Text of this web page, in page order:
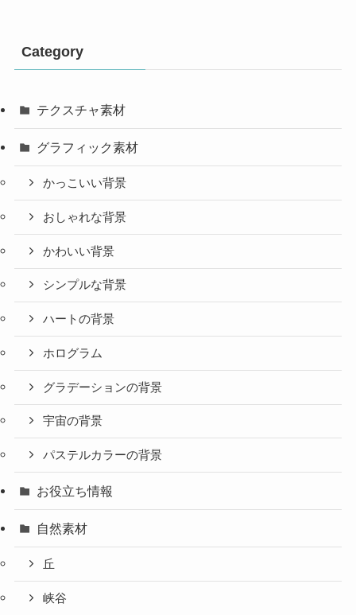
Category
テクスチャ素材
グラフィック素材
かっこいい背景
おしゃれな背景
かわいい背景
シンプルな背景
ハートの背景
ホログラム
グラデーションの背景
宇宙の背景
パステルカラーの背景
お役立ち情報
自然素材
丘
峡谷